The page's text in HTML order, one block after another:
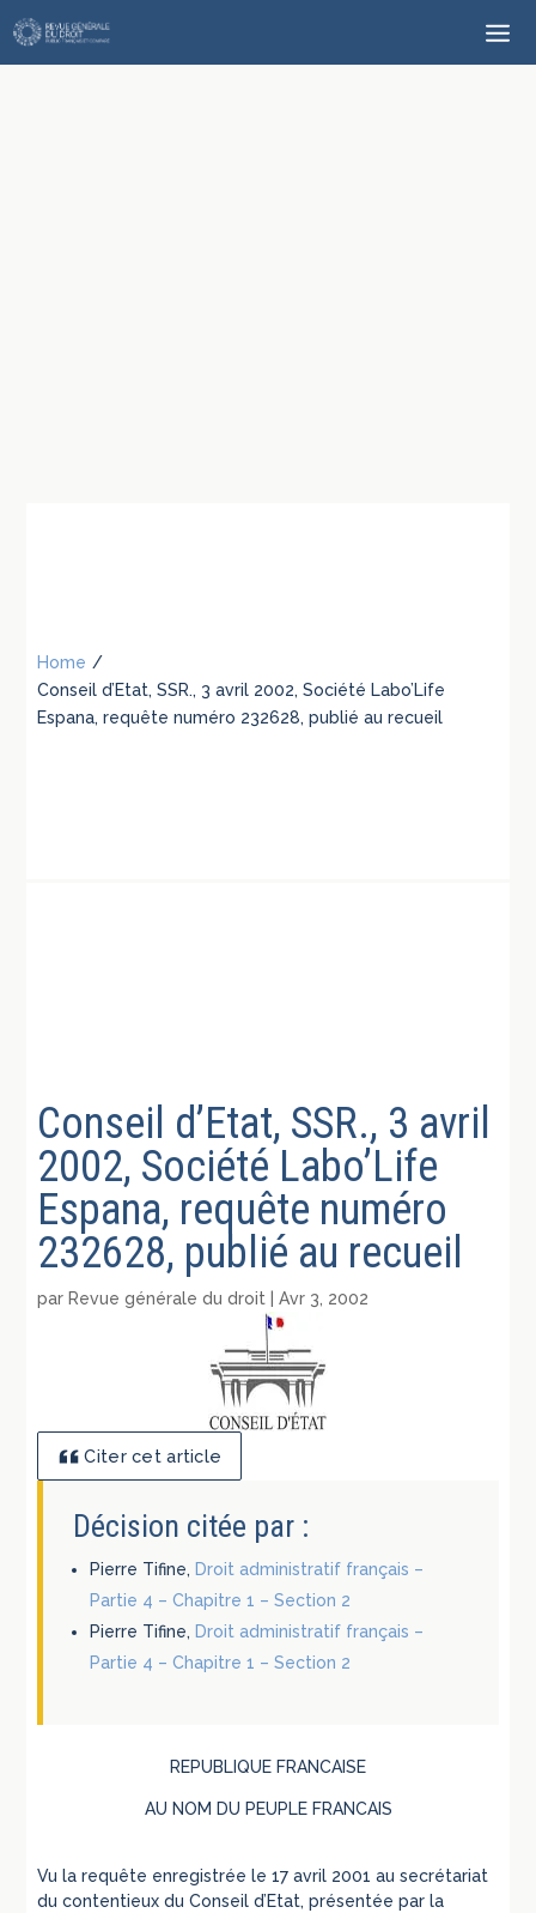
Home /
Conseil d’Etat, SSR., 3 avril 2002, Société Labo’Life
Espana, requête numéro 232628, publié au recueil
Conseil d’Etat, SSR., 3 avril
2002, Société Labo’Life
Espana, requête numéro
232628, publié au recueil
par Revue générale du droit |Avr 3, 2002
Citer cet article
Décision citée par :
Pierre Tifine, Droit administratif français –
Partie 4 – Chapitre 1 – Section 2
Pierre Tifine, Droit administratif français –
Partie 4 – Chapitre 1 – Section 2
REPUBLIQUE FRANCAISE
AU NOM DU PEUPLE FRANCAIS
Vu la requête enregistrée le 17 avril 2001 au secrétariat
du contentieux du Conseil d’Etat, présentée par la